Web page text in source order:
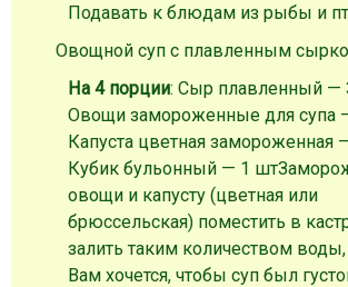
Подавать к блюдам из рыбы и
Овощной суп с плавленным
На 4 порции: Сыр плавленный —
Овощи замороженные для супа
Капуста цветная замороженная
Кубик бульонный — 1 шт
овощи и капусту (цветная или
брюссельская) поместить в
залить таким количеством
Вам хочется, чтобы суп был